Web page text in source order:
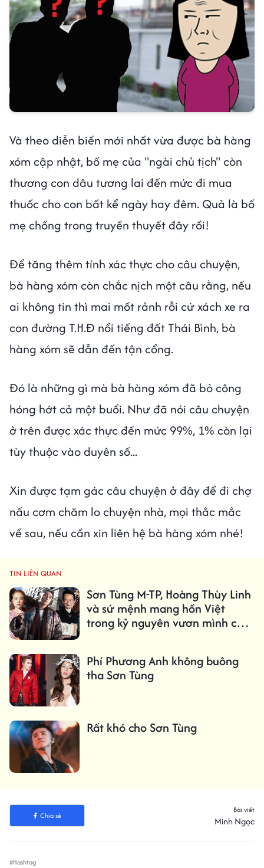
Và theo diễn biến mới nhất vừa được bà hàng
xóm cập nhật, bố mẹ của "ngài chủ tịch" còn
thương con dâu tương lai đến mức đi mua
thuốc cho con bất kể ngày hay đêm. Quả là bố
mẹ chồng trong truyền thuyết đây rồi!
Để tăng thêm tính xác thực cho câu chuyện,
bà hàng xóm còn chắc nịch một câu rằng, nếu
ai không tin thì mai mốt rảnh rỗi cứ xách xe ra
con đường T.H.Đ nổi tiếng đất Thái Bình, bà
hàng xóm sẽ dẫn đến tận cổng.
Đó là những gì mà bà hàng xóm đã bỏ công
hóng hớt cả một buổi. Như đã nói câu chuyện
ở trên được xác thực đến mức 99%, 1% còn lại
tùy thuộc vào duyên số...
Xin được tạm gác câu chuyện ở đây để đi chợ
nấu cơm chăm lo chuyện nhà, mọi thắc mắc
về sau, nếu cần xin liên hệ bà hàng xóm nhé!
TIN LIÊN QUAN
Sơn Tùng M-TP, Hoàng Thùy Linh
và sứ mệnh mang hồn Việt
trong kỷ nguyên vươn mình của
Phí Phương Anh không buông
tha Sơn Tùng
Rất khó cho Sơn Tùng
Chia sẻ
Bài viết
Minh Ngọc
#Hashtag